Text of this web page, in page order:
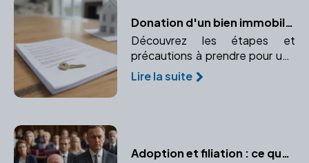
Donation d'un bien immobilier : Comment procéder ?
Découvrez les étapes et
précautions à prendre pour une
donation immobilière sécurisée.
Comprenez le rôle crucial du
Lire la suite
Adoption et filiation : ce que dit la loi